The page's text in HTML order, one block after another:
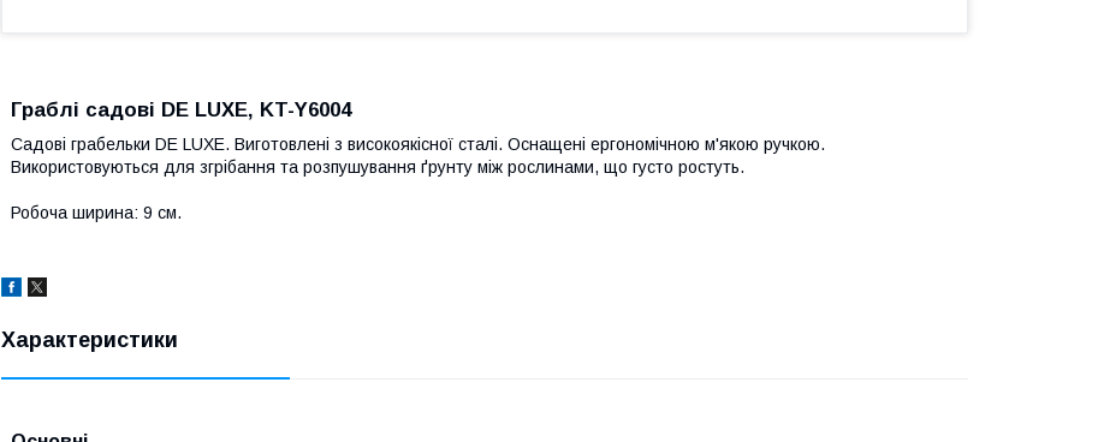
Граблі садові DE LUXE, KT-Y6004
Садові грабельки DE LUXE. Виготовлені з високоякісної сталі. Оснащені ергономічною м'якою ручкою.
Використовуються для згрібання та розпушування ґрунту між рослинами, що густо ростуть.
Робоча ширина: 9 см.
Характеристики